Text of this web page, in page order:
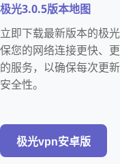
极光3.0.5版本地图
立即下载最新版本的极
保您的网络连接更快、
的服务，以确保每次更
安全性。
极光vpn安卓版